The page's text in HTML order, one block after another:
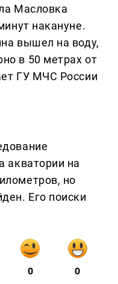
Масловка
накануне.
вышел на воду,
в 50 метрах от
ГУ МЧС России
акватории на
но
Его поиски
0 0